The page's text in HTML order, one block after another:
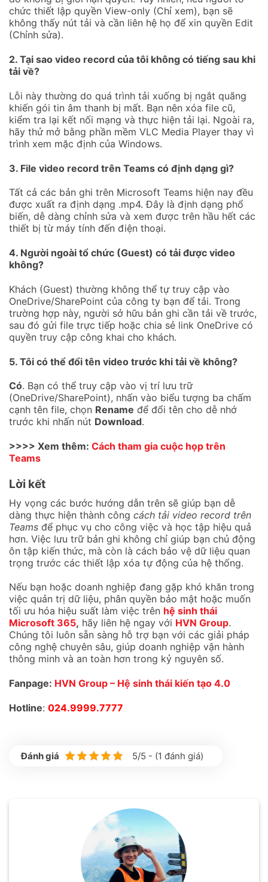
chức thiết lập quyền View-only (Chỉ xem), bạn sẽ
không thấy nút tải và cần liên hệ họ để xin quyền Edit
(Chỉnh sửa).
2. Tại sao video record của tôi không có tiếng sau khi
tải về?
Lỗi này thường do quá trình tải xuống bị ngắt quãng
khiến gói tin âm thanh bị mất. Bạn nên xóa file cũ,
kiểm tra lại kết nối mạng và thực hiện tải lại. Ngoài ra,
hãy thử mở bằng phần mềm VLC Media Player thay vì
trình xem mặc định của Windows.
3. File video record trên Teams có định dạng gì?
Tất cả các bản ghi trên Microsoft Teams hiện nay đều
được xuất ra định dạng .mp4. Đây là định dạng phổ
biến, dễ dàng chỉnh sửa và xem được trên hầu hết các
thiết bị từ máy tính đến điện thoại.
4. Người ngoài tổ chức (Guest) có tải được video
không?
Khách (Guest) thường không thể tự truy cập vào
OneDrive/SharePoint của công ty bạn để tải. Trong
trường hợp này, người sở hữu bản ghi cần tải về trước,
sau đó gửi file trực tiếp hoặc chia sẻ link OneDrive có
quyền truy cập công khai cho khách.
5. Tôi có thể đổi tên video trước khi tải về không?
Có. Bạn có thể truy cập vào vị trí lưu trữ
(OneDrive/SharePoint), nhấn vào biểu tượng ba chấm
cạnh tên file, chọn Rename để đổi tên cho dễ nhớ
trước khi nhấn nút Download.
>>>> Xem thêm: Cách tham gia cuộc họp trên
Teams
Lời kết
Hy vọng các bước hướng dẫn trên sẽ giúp bạn dễ
dàng thực hiện thành công cách tải video record trên
Teams để phục vụ cho công việc và học tập hiệu quả
hơn. Việc lưu trữ bản ghi không chỉ giúp bạn chủ động
ôn tập kiến thức, mà còn là cách bảo vệ dữ liệu quan
trọng trước các thiết lập xóa tự động của hệ thống.
Nếu bạn hoặc doanh nghiệp đang gặp khó khăn trong
việc quản trị dữ liệu, phân quyền bảo mật hoặc muốn
tối ưu hóa hiệu suất làm việc trên hệ sinh thái
Microsoft 365, hãy liên hệ ngay với HVN Group.
Chúng tôi luôn sẵn sàng hỗ trợ bạn với các giải pháp
công nghệ chuyên sâu, giúp doanh nghiệp vận hành
thông minh và an toàn hơn trong kỷ nguyên số.
Fanpage: HVN Group – Hệ sinh thái kiến tạo 4.0
Hotline: 024.9999.7777
5/5 - (1 đánh giá)